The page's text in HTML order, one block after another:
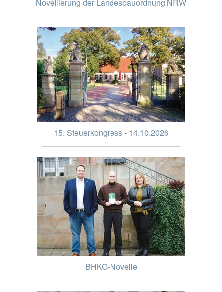
Novellierung der Landesbauordnung NRW
15. Steuerkongress - 14.10.2026
BHKG-Novelle